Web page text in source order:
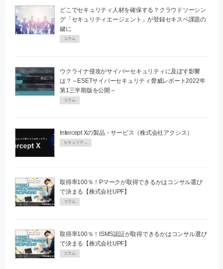
どこでセキュリティ人材を確保する？クラウドソーシン
グ「セキュリティエージェント」が登録セキスペ課題の
鍵に
コラム
ウクライナ侵攻がサイバーセキュリティに及ぼす影響
は？～ESETサイバーセキュリティ脅威レポート2022年
第1三半期版を公開～
コラム
Intercept Xの製品・サービス（株式会社アクシス）
セキュリティPR
取得率100％！Pマークが取得できるかはコンサル選び
で決まる【株式会社UPF】
コラム
取得率100％！ISMS認証が取得できるかはコンサル選び
で決まる【株式会社UPF】
コラム